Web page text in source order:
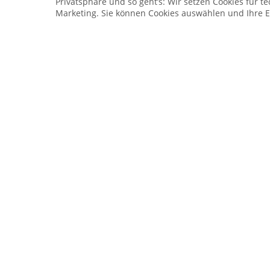
Inhalt:250 Stück
Marketing. Sie können Cookies auswählen und Ihre